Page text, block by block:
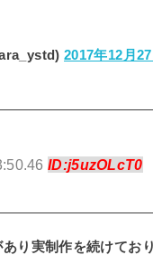
2017年12月27
ID:j5uzOLcT0
り実制作を続けてお